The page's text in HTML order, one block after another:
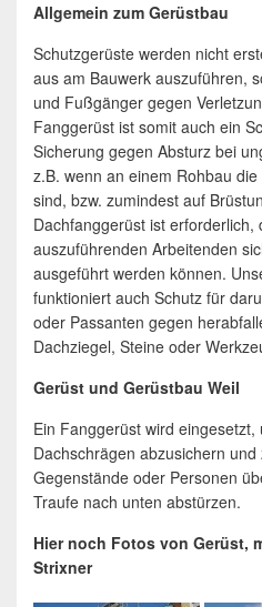
Allgemein zum Gerüstbau
Schutzgerüste werden nicht
aus am Bauwerk auszuführen,
und Fußgänger gegen
Fanggerüst ist somit auch ein
Sicherung gegen Absturz bei
z.B. wenn an einem Rohbau
sind, bzw. zumindest auf
Dachfanggerüst ist erforderlich,
auszuführenden Arbeitenden
ausgeführt werden können.
funktioniert auch Schutz für
oder Passanten gegen
Dachziegel, Steine oder
Gerüst und Gerüstbau Weil
Ein Fanggerüst wird eingesetzt,
Dachschrägen abzusichern
Gegenstände oder Personen
Traufe nach unten abstürzen.
Hier noch Fotos von Gerüst,
Strixner